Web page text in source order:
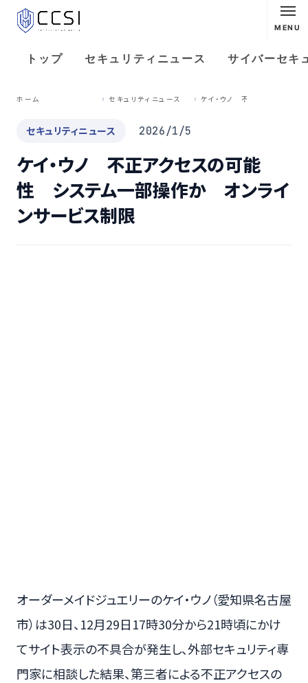
MENU
トップ セキュリティニュース サイバーセキ
ホーム セキュリティニュース
セキュリティニュース 2026/1/5
ケイ・ウノ 不正アクセスの可能
性 システム一部操作か オンライ
ンサービス制限
オーダーメイドジュエリーのケイ・ウノ（愛知県名古屋
市）は30日、12月29日17時30分から21時頃にかけ
てサイト表示の不具合が発生し、外部セキュリティ専
門家に相談した結果、第三者による不正アクセスの